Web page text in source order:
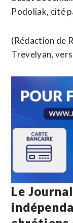
Podoliak, cité
(Rédaction de
Trevelyan,
Le